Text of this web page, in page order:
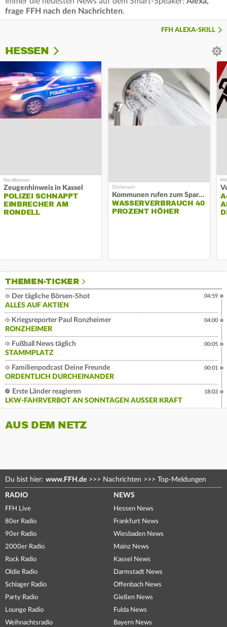
frage FFH nach den Nachrichten.
FFH ALEXA-SKILL
HESSEN
Zeugenhinweis in Kassel
POLIZEI SCHNAPPT
EINBRECHER AM
RONDELL
Kommunen rufen zum Sparen auf
WASSERVERBRAUCH 40
PROZENT HÖHER
THEMEN-TICKER
Der tägliche Börsen-Shot
ALLES AUF AKTIEN
04:59
Kriegsreporter Paul Ronzheimer
RONZHEIMER
04:00
Fußball News täglich
STAMMPLATZ
00:05
Familienpodcast Deine Freunde
ORDENTLICH DURCHEINANDER
00:01
Erste Länder reagieren
LKW-FAHRVERBOT AN SONNTAGEN AUSSER KRAFT
18:03
AUS DEM NETZ
Du bist hier: www.FFH.de >>> Nachrichten >>> Top-Meldungen
RADIO
FFH Live
80er Radio
90er Radio
2000er Radio
Rock Radio
Oldie Radio
Schlager Radio
Party Radio
Lounge Radio
Weihnachtsradio
NEWS
Hessen News
Frankfurt News
Wiesbaden News
Mainz News
Kassel News
Darmstadt News
Offenbach News
Gießen News
Fulda News
Bayern News